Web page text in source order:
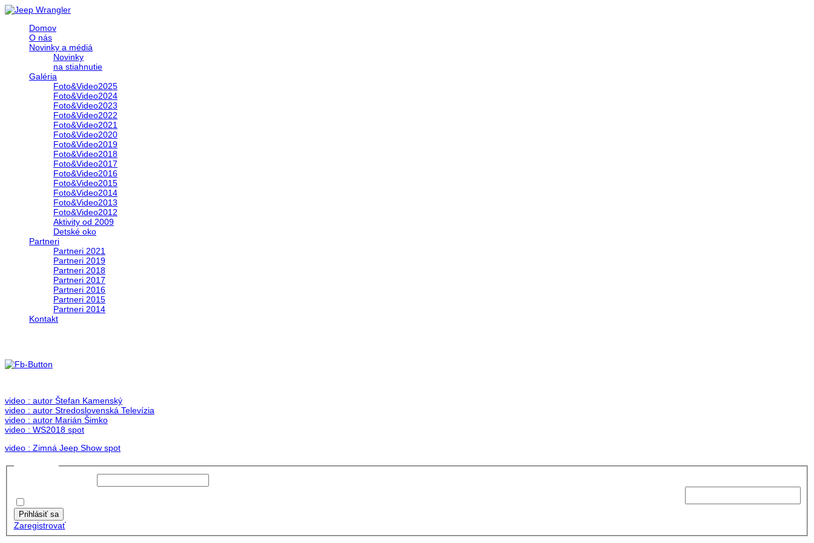
Domov
O nás
Novinky a médiá
Novinky
na stiahnutie
Galéria
Foto&Video2025
Foto&Video2024
Foto&Video2023
Foto&Video2022
Foto&Video2021
Foto&Video2020
Foto&Video2019
Foto&Video2018
Foto&Video2017
Foto&Video2016
Foto&Video2015
Foto&Video2014
Foto&Video2013
Foto&Video2012
Aktivity od 2009
Detské oko
Partneri
Partneri 2021
Partneri 2019
Partneri 2018
Partneri 2017
Partneri 2016
Partneri 2015
Partneri 2014
Kontakt
video : autor Štefan Kamenský
video : autor Stredoslovenská Televízia
video : autor Marián Šimko
video : WS2018 spot
video : Zimná Jeep Show spot
Prihlásiť sa
Zaregistrovať